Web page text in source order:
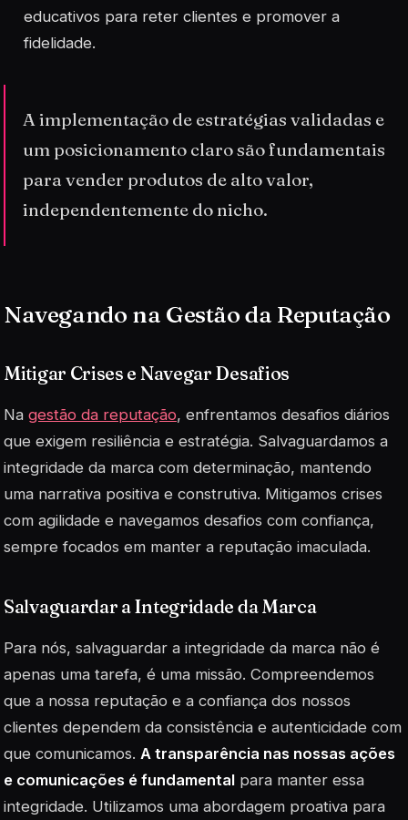
educativos para reter clientes e promover a
fidelidade.
A implementação de estratégias validadas e
um posicionamento claro são fundamentais
para vender produtos de alto valor,
independentemente do nicho.
Navegando na Gestão da Reputação
Mitigar Crises e Navegar Desafios
Na gestão da reputação, enfrentamos desafios diários
que exigem resiliência e estratégia. Salvaguardamos a
integridade da marca com determinação, mantendo
uma narrativa positiva e construtiva. Mitigamos crises
com agilidade e navegamos desafios com confiança,
sempre focados em manter a reputação imaculada.
Salvaguardar a Integridade da Marca
Para nós, salvaguardar a integridade da marca não é
apenas uma tarefa, é uma missão. Compreendemos
que a nossa reputação e a confiança dos nossos
clientes dependem da consistência e autenticidade com
que comunicamos. A transparência nas nossas ações
e comunicações é fundamental para manter essa
integridade. Utilizamos uma abordagem proativa para